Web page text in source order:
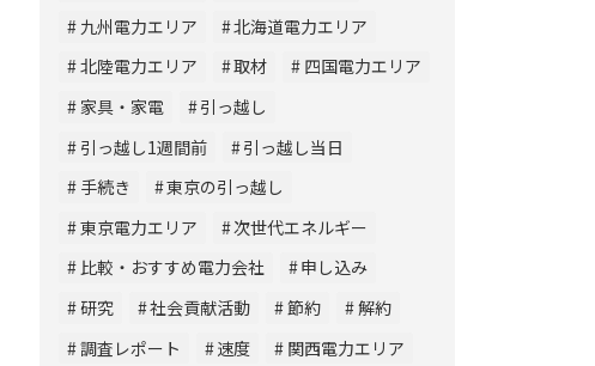
九州電力エリア
北海道電力エリア
北陸電力エリア
取材
四国電力エリア
家具・家電
引っ越し
引っ越し1週間前
引っ越し当日
手続き
東京の引っ越し
東京電力エリア
次世代エネルギー
比較・おすすめ電力会社
申し込み
研究
社会貢献活動 節約
解約
調査レポート
速度
関西電力エリア